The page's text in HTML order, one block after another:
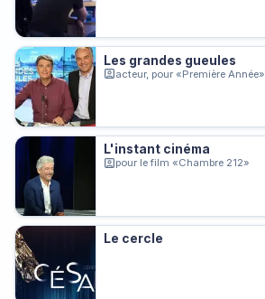
Les grandes gueules
acteur, pour «Première Année»
L'instant cinéma
pour le film «Chambre 212»
Le cercle